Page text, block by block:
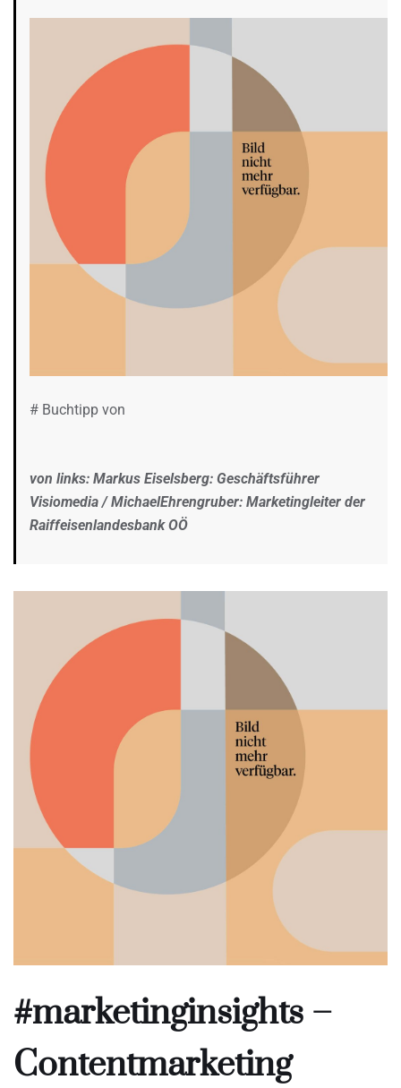
# Buchtipp von
von links: Markus Eiselsberg: Geschäftsführer
Visiomedia / MichaelEhrengruber: Marketingleiter der
Raiffeisenlandesbank OÖ
#marketinginsights –
Contentmarketing